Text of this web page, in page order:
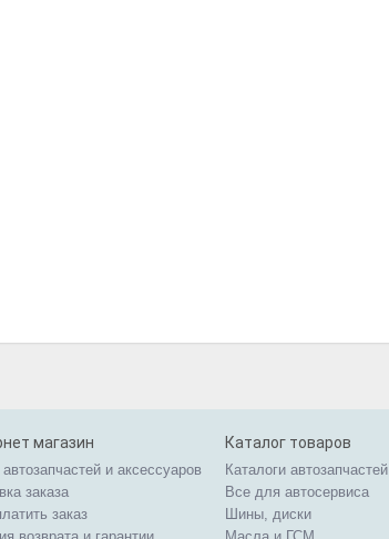
магазин
и аксессуаров
заказа
заказ
Каталог товаров
Каталоги автозапчастей
Все для автосервиса
Шины, диски